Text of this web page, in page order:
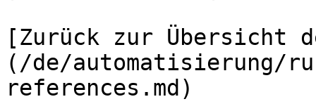
[Zurück zur Übersicht
(/de/automatisierung/
references.md)